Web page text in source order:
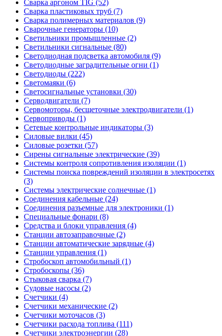
Сварка аргоном TIG (52)
Сварка пластиковых труб (7)
Сварка полимерных материалов (9)
Сварочные генераторы (10)
Светильники промышленные (2)
Светильники сигнальные (80)
Светодиодная подсветка автомобиля (9)
Светодиодные заградительные огни (1)
Светодиоды (222)
Светомаяки (6)
Светосигнальные установки (30)
Серводвигатели (7)
Сервомоторы, бесщеточные электродвигатели (1)
Сервоприводы (1)
Сетевые контрольные индикаторы (3)
Силовые вилки (45)
Силовые розетки (57)
Сирены сигнальные электрические (39)
Системы контроля сопротивления изоляции (1)
Системы поиска повреждений изоляции в электросетях
(3)
Системы электрические солнечные (1)
Соединения кабельные (24)
Соединения разъемные для электроники (1)
Специальные фонари (8)
Средства и блоки управления (4)
Станции автозаправочные (2)
Станции автоматические зарядные (4)
Станции управления (1)
Стробоскоп автомобильный (1)
Стробоскопы (36)
Стыковая сварка (7)
Судовые насосы (2)
Счетчики (4)
Счетчики механические (2)
Счетчики моточасов (3)
Счетчики расхода топлива (111)
Счетчики электроэнергии (28)